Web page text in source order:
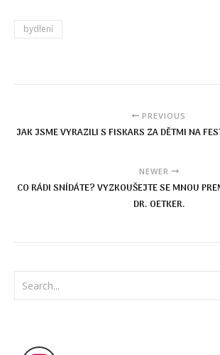
bydlení
PREVIOUS
JAK JSME VYRAZILI S FISKARS ZA DĚTMI NA
NEWER
CO RÁDI SNÍDÁTE? VYZKOUŠEJTE SE MNOU
DR. OETKER.